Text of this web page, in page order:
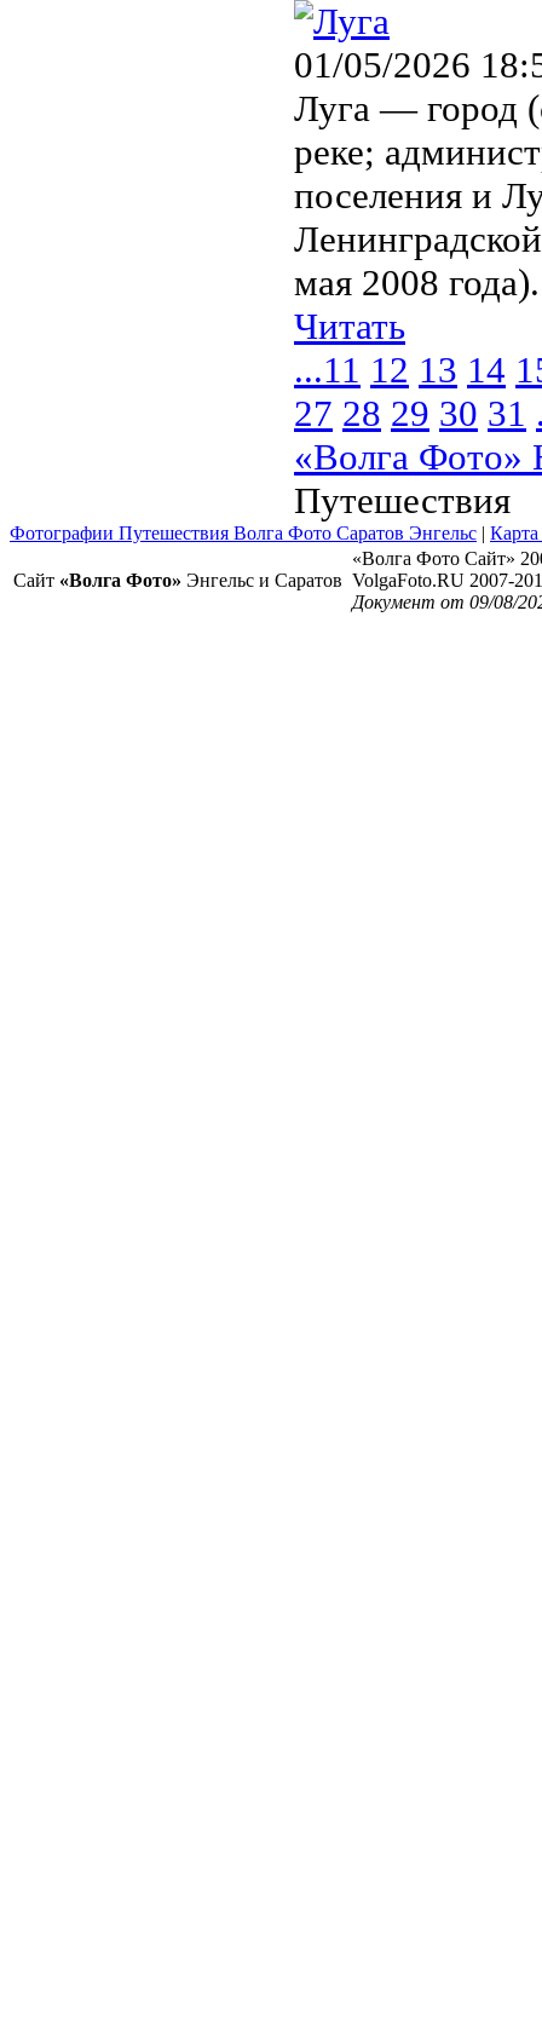
01/05/2026
Луга — город
реке;
поселения и
мая 2008
Читать
...11 12 13 14
27 28 29 30 31
«Волга Фото»
Путешествия
Фотографии Путешествия Волга Фото Саратов Энгельс | Карта
Сайт «Волга Фото» Энгельс и Саратов
«Волга Фото Сайт»
VolgaFoto.RU 2007-
Документ от 09/08/